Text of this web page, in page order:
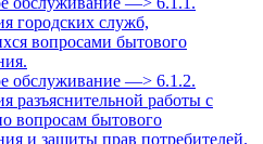
городских служб,
вопросами бытового
обслуживание —> 6.1.2.
разъяснительной работы с
вопросам бытового
и защиты прав потребителей.